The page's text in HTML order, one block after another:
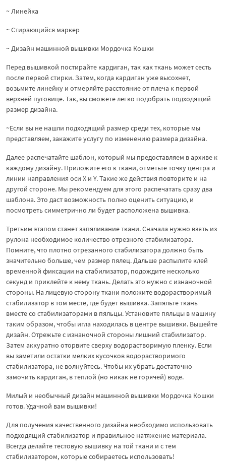
~ Линейка
~ Стирающийся маркер
~ Дизайн машинной вышивки Мордочка Кошки
Перед вышивкой постирайте кардиган, так как ткань может сесть
после первой стирки. Затем, когда кардиган уже высохнет,
возьмите линейку и отмеряйте расстояние от плеча к первой
верхней пуговице. Так, вы сможете легко подобрать подходящий
размер дизайна.
~Если вы не нашли подходящий размер среди тех, которые мы
представляем, закажите услугу по изменению размера дизайна.
Далее распечатайте шаблон, который мы предоставляем в архиве к
каждому дизайну. Приложите его к ткани, отметьте точку центра и
линии направления оси X и Y. Такие же действия повторите и на
другой стороне. Мы рекомендуем для этого распечатать сразу два
шаблона. Это даст возможность полно оценить ситуацию, и
посмотреть симметрично ли будет расположена вышивка.
Третьим этапом станет запяливание ткани. Сначала нужно взять из
рулона необходимое количество отрезного стабилизатора.
Помните, что плотно отрезанного стабилизатора должно быть
значительно больше, чем размер пялец. Дальше распылите клей
временной фиксации на стабилизатор, подождите несколько
секунд и приклейте к нему ткань. Делать это нужно с изнаночной
стороны. На лицевую сторону ткани положите водорастворимый
стабилизатор в том месте, где будет вышивка. Запяльте ткань
вместе со стабилизаторами в пяльцы. Установите пяльцы в машину
таким образом, чтобы игла находилась в центре вышивки. Вышейте
дизайн. Отрежьте с изнаночной стороны лишний стабилизатор.
Затем аккуратно оторвите сверху водорастворимую пленку. Если
вы заметили остатки мелких кусочков водорастворимого
стабилизатора, не волнуйтесь. Чтобы их убрать достаточно
замочить кардиган, в теплой (но никак не горячей) воде.
Милый и необычный дизайн машинной вышивки Мордочка Кошки
готов. Удачной вам вышивки!
Для получения качественного дизайна необходимо использовать
подходящий стабилизатор и правильное натяжение материала.
Всегда делайте тестовую вышивку на той ткани и с тем
стабилизатором, которые собираетесь использовать!